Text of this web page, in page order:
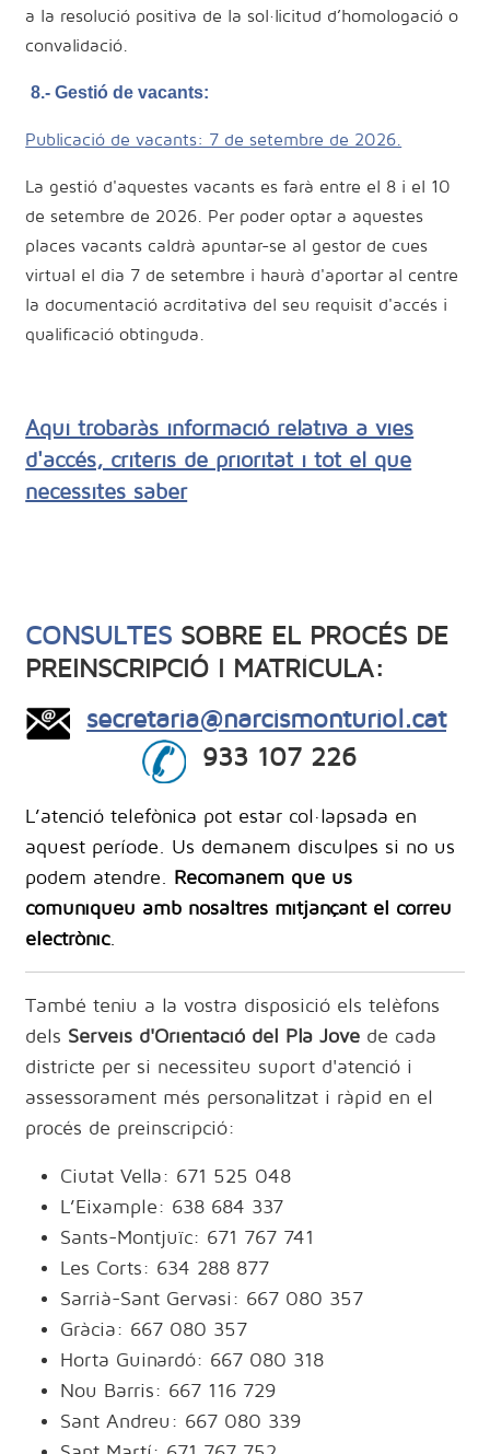
a la resolució positiva de la sol·licitud d’homologació o
convalidació.
8.- Gestió de vacants:
Publicació de vacants: 7 de setembre de 2026.
La gestió d'aquestes vacants es farà entre el 8 i el 10
de setembre de 2026. Per poder optar a aquestes
places vacants caldrà apuntar-se al gestor de cues
virtual el dia 7 de setembre i haurà d'aportar al centre
la documentació acrditativa del seu requisit d'accés i
qualificació obtinguda.
Aquí trobaràs informació relativa a vies
d'accés, criteris de prioritat i tot el que
necessites saber
CONSULTES SOBRE EL PROCÉS DE
PREINSCRIPCIÓ I MATRÍCULA:
secretaria@narcismonturiol.cat
933 107 226
L’atenció telefònica pot estar col·lapsada en
aquest període. Us demanem disculpes si no us
podem atendre. Recomanem que us
comuniqueu amb nosaltres mitjançant el correu
electrònic.
També teniu a la vostra disposició els telèfons
dels Serveis d'Orientació del Pla Jove de cada
districte per si necessiteu suport d'atenció i
assessorament més personalitzat i ràpid en el
procés de preinscripció:
Ciutat Vella: 671 525 048
L’Eixample: 638 684 337
Sants-Montjuïc: 671 767 741
Les Corts: 634 288 877
Sarrià-Sant Gervasi: 667 080 357
Gràcia: 667 080 357
Horta Guinardó: 667 080 318
Nou Barris: 667 116 729
Sant Andreu: 667 080 339